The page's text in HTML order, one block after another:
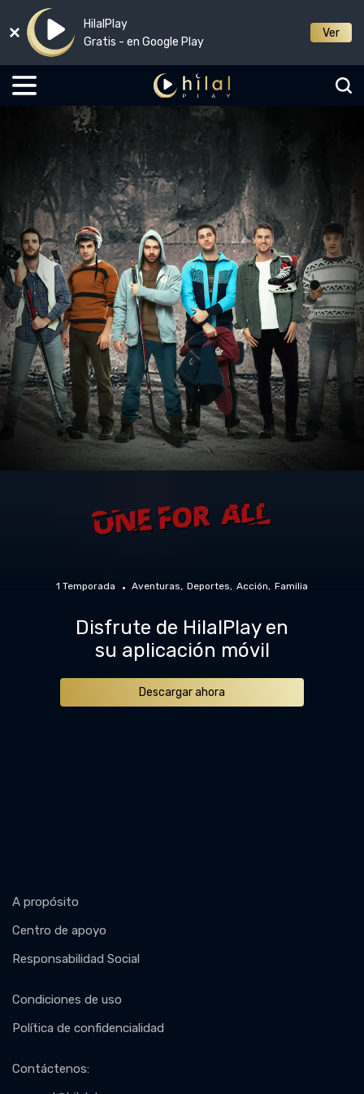
HilalPlay
Gratis - en Google Play
Ver
1 Temporada Aventuras Deportes Acción Familia
Disfrute de HilalPlay en
su aplicación móvil
Descargar ahora
A propósito
Centro de apoyo
Responsabilidad Social
Condiciones de uso
Política de confidencialidad
Contáctenos: